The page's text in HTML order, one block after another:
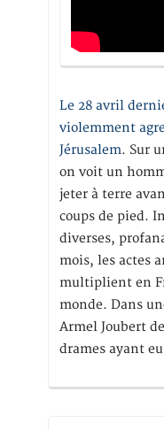
Le 28 avril
violemment
Jérusalem. Sur
on voit un
jeter à terre
coups de pied.
diverses,
mois, les actes
multiplient en
monde. Dans
Armel Joubert
drames ayant